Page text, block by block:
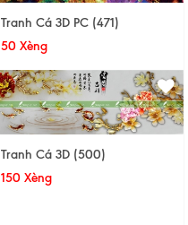
Tranh Cá 3D PC (471)
50 Xèng
Tranh Cá 3D (500)
150 Xèng